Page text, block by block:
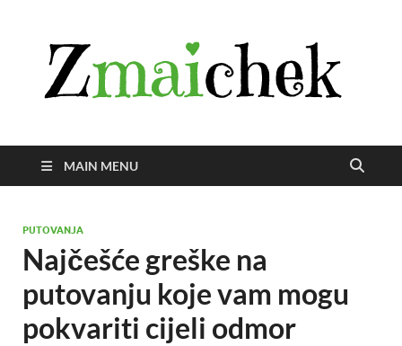
MAIN MENU
PUTOVANJA
Najčešće greške na
putovanju koje vam mogu
pokvariti cijeli odmor